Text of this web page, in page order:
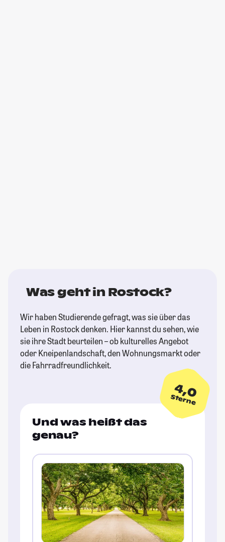
Was geht in Rostock?
Wir haben Studierende gefragt, was sie über das
Leben in Rostock denken. Hier kannst du sehen, wie
sie ihre Stadt beurteilen – ob kulturelles Angebot
oder Kneipenlandschaft, den Wohnungsmarkt oder
die Fahrradfreundlichkeit.
4,0
Sterne
Und was heißt das
genau?